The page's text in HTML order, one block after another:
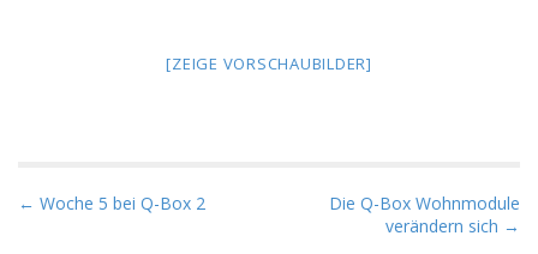
[ZEIGE VORSCHAUBILDER]
P
← Woche 5 bei Q-Box 2
Die Q-Box Wohnmodule
verändern sich →